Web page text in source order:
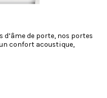
de porte, nos portes
confort acoustique,